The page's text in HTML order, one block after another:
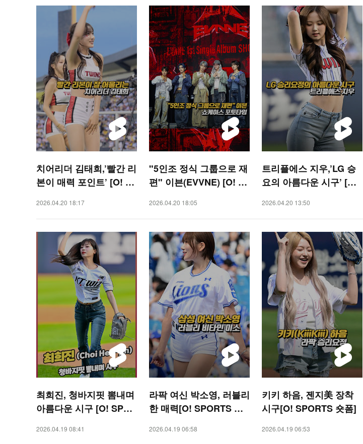
치어리더 김태희,’빨간 리
본이 매력 포인트’ [O! S
2026.04.20 18:17
"5인조 정식 그룹으로 재
편" 이븐(EVVNE) [O! ST
2026.04.20 18:05
트리플에스 지우,’LG 승
요의 아름다운 시구’ [O!
2026.04.20 13:50
최희진, 청바지핏 뽐내며
아름다운 시구 [O! SPOR
2026.04.19 08:41
라팍 여신 박소영, 러블리
한 매력[O! SPORTS 숏
2026.04.19 06:58
키키 하음, 젠지美 장착
시구[O! SPORTS 숏폼]
2026.04.19 06:53